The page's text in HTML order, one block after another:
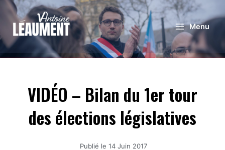
Menu
VIDÉO – Bilan du 1er tour
des élections législatives
Publié le 14 Juin 2017